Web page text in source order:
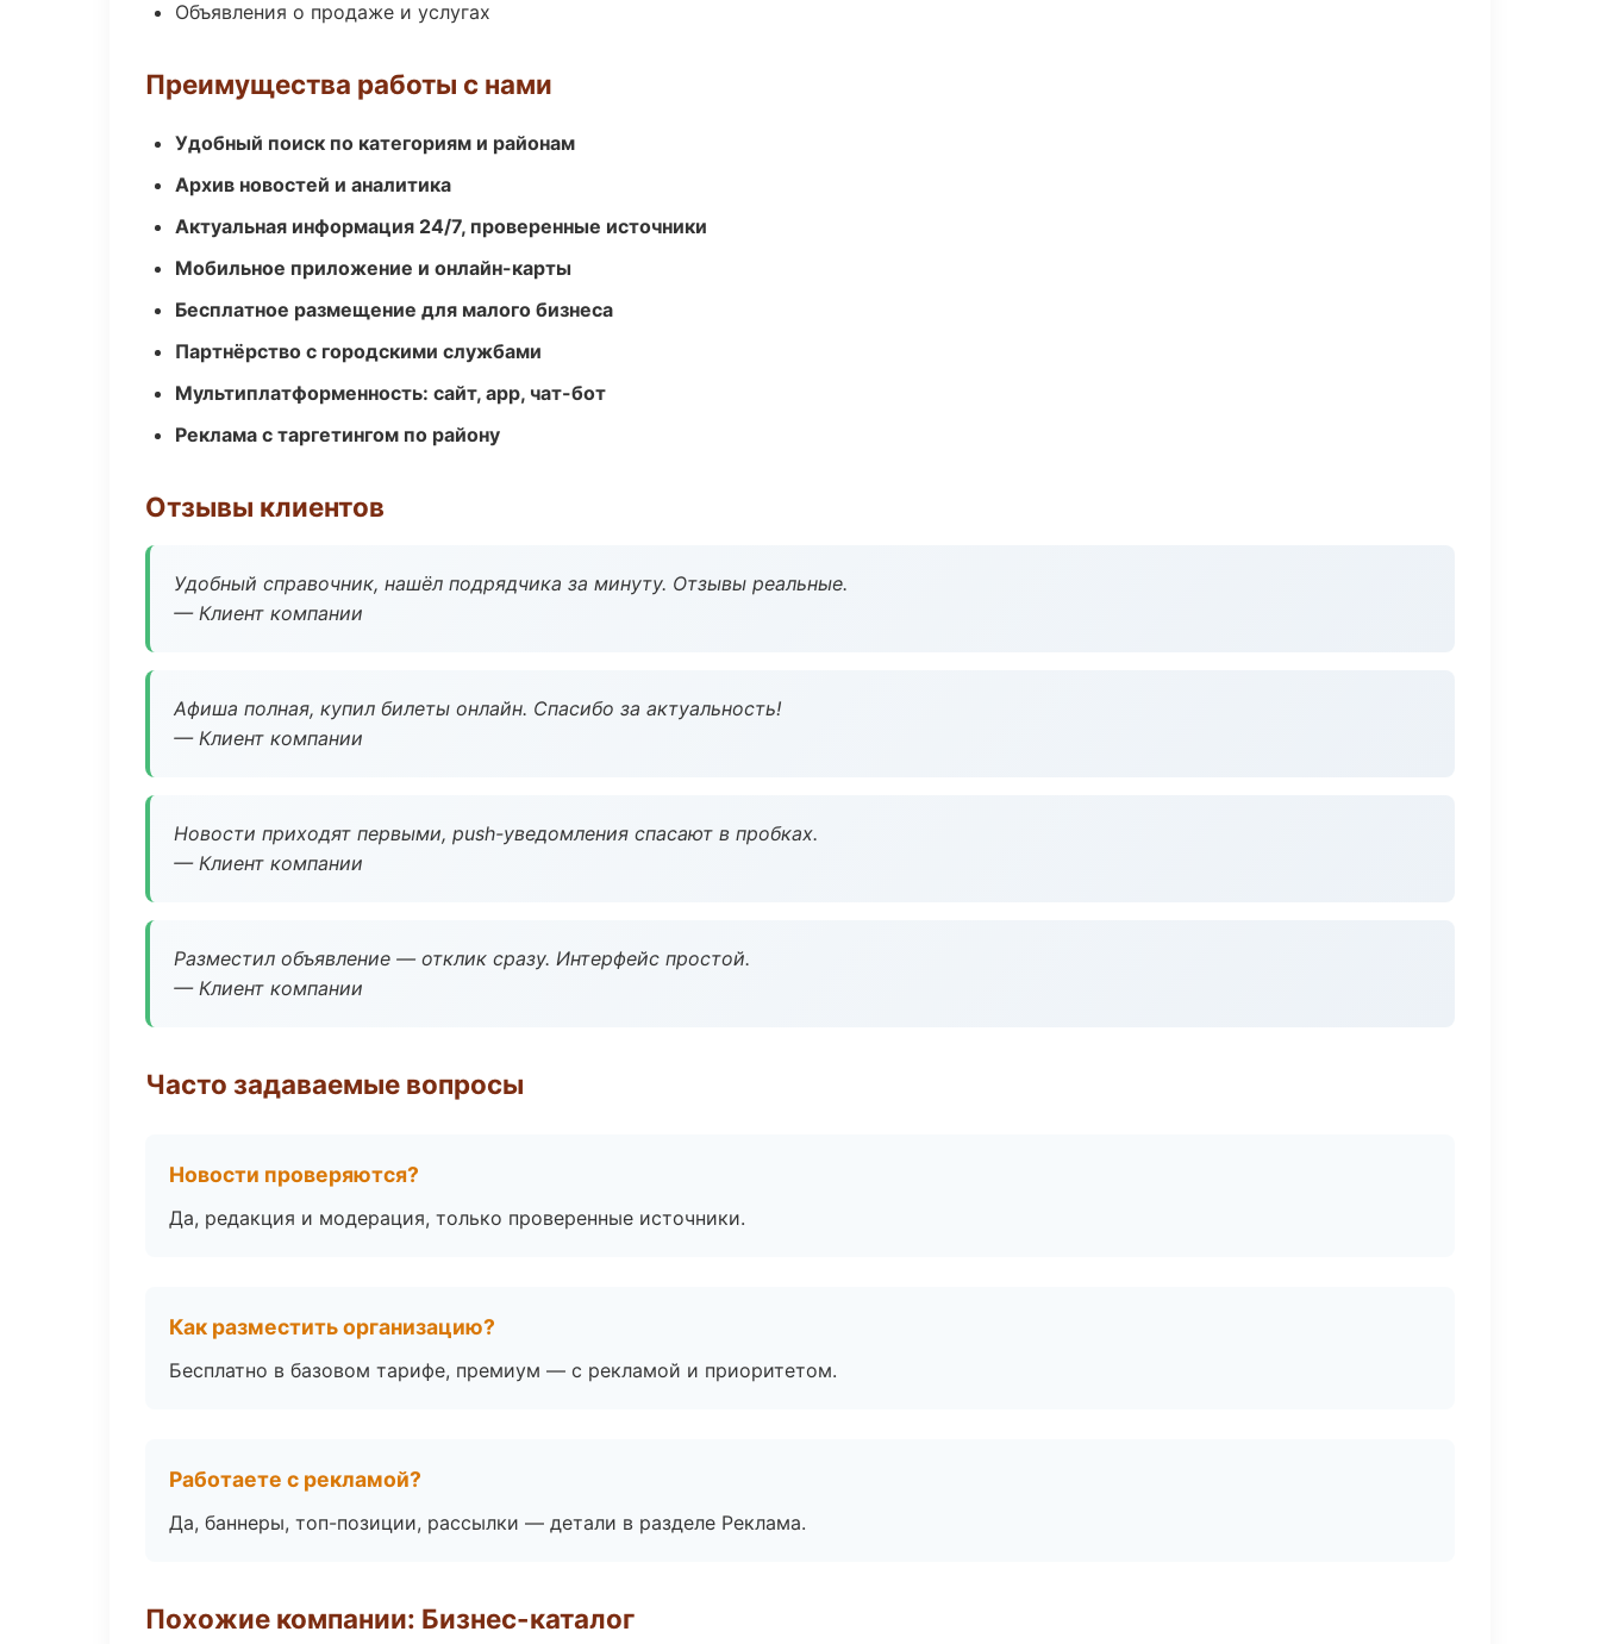
Объявления о продаже и услугах
Преимущества работы с нами
Удобный поиск по категориям и районам
Архив новостей и аналитика
Актуальная информация 24/7, проверенные источники
Мобильное приложение и онлайн-карты
Бесплатное размещение для малого бизнеса
Партнёрство с городскими службами
Мультиплатформенность: сайт, app, чат-бот
Реклама с таргетингом по району
Отзывы клиентов
Удобный справочник, нашёл подрядчика за минуту. Отзывы реальные.
— Клиент компании
Афиша полная, купил билеты онлайн. Спасибо за актуальность!
— Клиент компании
Новости приходят первыми, push-уведомления спасают в пробках.
— Клиент компании
Разместил объявление — отклик сразу. Интерфейс простой.
— Клиент компании
Часто задаваемые вопросы
Новости проверяются?
Да, редакция и модерация, только проверенные источники.
Как разместить организацию?
Бесплатно в базовом тарифе, премиум — с рекламой и приоритетом.
Работаете с рекламой?
Да, баннеры, топ-позиции, рассылки — детали в разделе Реклама.
Похожие компании: Бизнес-каталог